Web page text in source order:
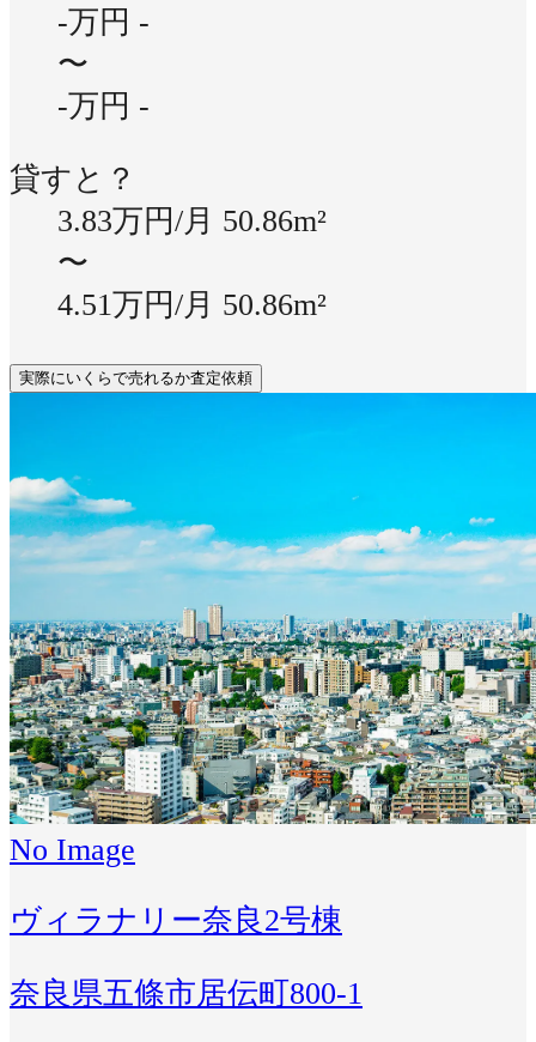
-万円 -
〜
-万円 -
貸すと？
3.83万円/月 50.86m²
〜
4.51万円/月 50.86m²
実際にいくらで売れるか査定依頼
No Image
ヴィラナリー奈良2号棟
奈良県五條市居伝町800-1